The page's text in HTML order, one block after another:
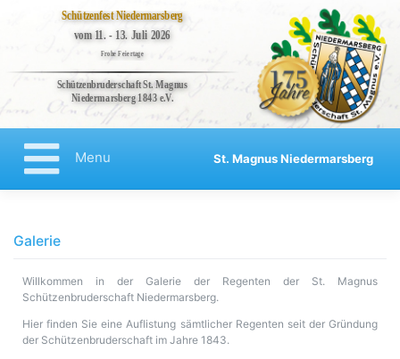
Bruderschaft
Kompanien
Impressum
Datenschutzerklärung
Schützenfest Niedermarsberg
vom 11. - 13. Juli 2026
Frohe Feiertage
Schützenbruderschaft St. Magnus
Niedermarsberg 1843 e.V.
Menu St. Magnus Niedermarsberg
Galerie
Willkommen in der Galerie der Regenten der St. Magnus
Schützenbruderschaft Niedermarsberg.
Hier finden Sie eine Auflistung sämtlicher Regenten seit der Gründung
der Schützenbruderschaft im Jahre 1843.